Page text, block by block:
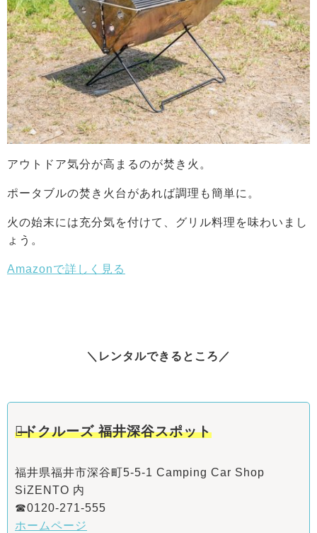
アウトドア気分が高まるのが焚き火。
ポータブルの焚き火台があれば調理も簡単に。
火の始末には充分気を付けて、グリル料理を味わいまし
ょう。
Amazonで詳しく見る
＼レンタルできるところ／
ロ̶ドクルーズ 福井深谷スポット
福井県福井市深谷町5-5-1 Camping Car Shop
SiZENTO 内
☎0120-271-555
ホームページ